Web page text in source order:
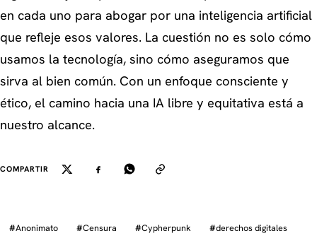
en cada uno para abogar por una inteligencia artificial
que refleje esos valores. La cuestión no es solo cómo
usamos la tecnología, sino cómo aseguramos que
sirva al bien común. Con un enfoque consciente y
ético, el camino hacia una IA libre y equitativa está a
nuestro alcance.
COMPARTIR
#Anonimato #Censura #Cypherpunk #derechos digitales